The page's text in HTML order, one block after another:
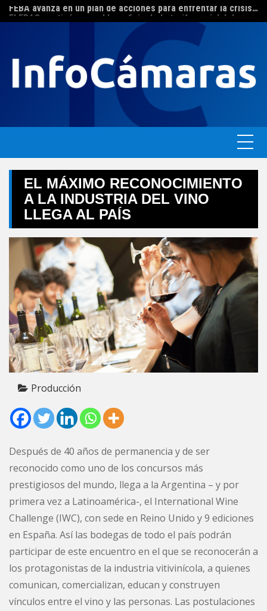
Skip
to
El ERAS continúa con el beneficio de la tarifa social del agua
EL MÁXIMO RECONOCIMIENTO
A LA INDUSTRIA DEL VINO
LLEGA AL PAÍS
Producción
Después de 40 años de permanencia y de ser
reconocido como uno de los concursos más
prestigiosos del mundo, llega a la Argentina – y por
primera vez a Latinoamérica-, el International Wine
Challenge (IWC), con sede en Reino Unido y 9 ediciones
en España. Así las bodegas de todo el país podrán
participar de este encuentro en el que se reconocerán a
los protagonistas de la industria vitivinícola, a quienes
comunican, comercializan, educan y construyen
vínculos entre el vino y las personas. Las postulaciones